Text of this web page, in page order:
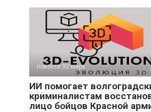
Новости 3D мира
ИИ помогает
криминалистам
лицо бойцов Красной